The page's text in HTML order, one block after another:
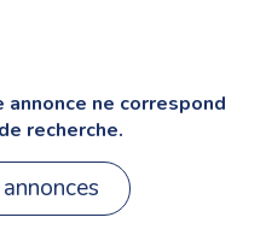
ne correspond
recherche.